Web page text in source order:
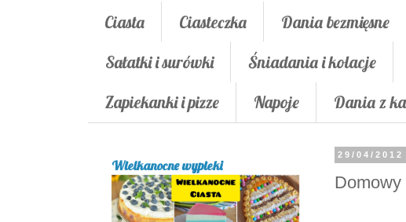
Ciasta Ciasteczka Dania bezmięsne
Sałatki i surówki
Śniadania i kolacje
Zapiekanki i pizze
Napoje Dania z
29/04/2012
Domowy
Wielkanocne wypieki